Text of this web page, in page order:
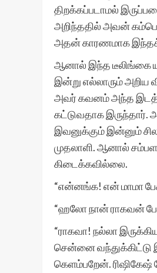
திறக்கப்படாமல்
அறிந்ததில் அவன்
அதன் காரணமாக இந்தக்
ஆனால் இந்த டீலிங்கை
இன்று எல்லாரும் அறிய
அவர் கவனம் அந்த
கட்டுவதாக
இவனுக்கும் இன்னும்
முதலாளி. ஆனால்
கிடைக்கவில்லை.
“என்னங்க! என் மாமா
“ஹலோ நான் ராகவன்
“ராகவா! நல்லா
சென்னை வந்துக்கிட்டு
கெளம்பறேன். ரிஷிகேஷ்